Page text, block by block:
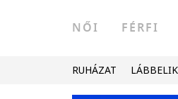
NŐI FÉRFI
RUHÁZAT LÁBBELIK